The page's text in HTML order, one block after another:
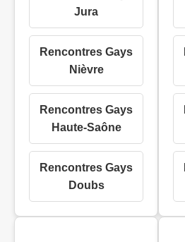
Jura
Rencontres Gays
Nièvre
Rencontres Gays
Haute-Saône
Rencontres Gays
Doubs